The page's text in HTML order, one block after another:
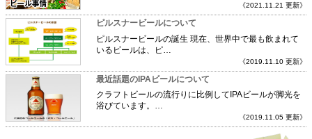
《2021.11.21 更新》
ピルスナービールについて
ピルスナービールの誕生 現在、世界中で最も飲まれて
いるビールは、ピ…
《2019.11.10 更新》
最近話題のIPAビールについて
クラフトビールの流行りに比例してIPAビールが脚光を
浴びています。…
《2019.11.05 更新》